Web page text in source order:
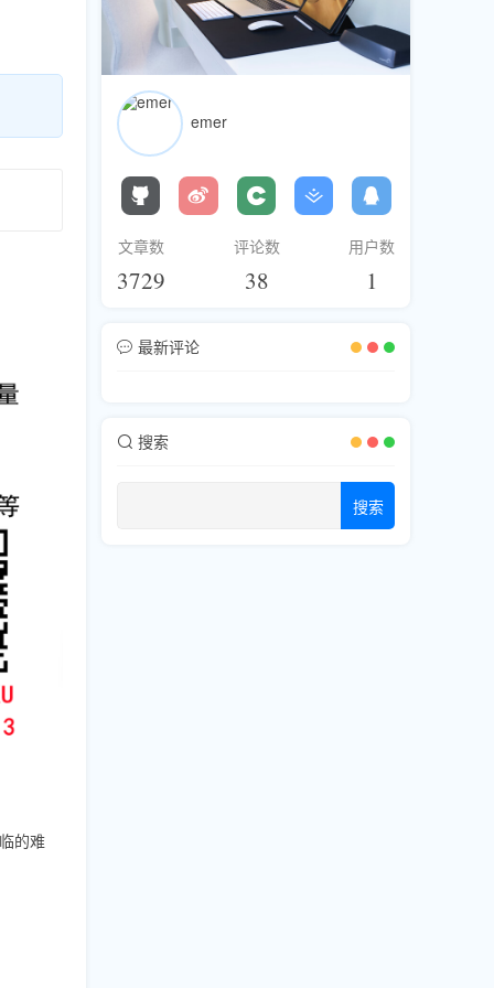
的难
emer
文章数
3729
评论数
38
用户数
1
最新评论
搜索
搜索